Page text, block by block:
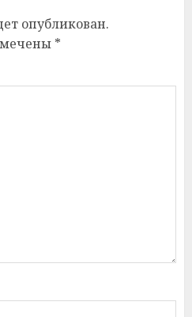
опубликован.
*